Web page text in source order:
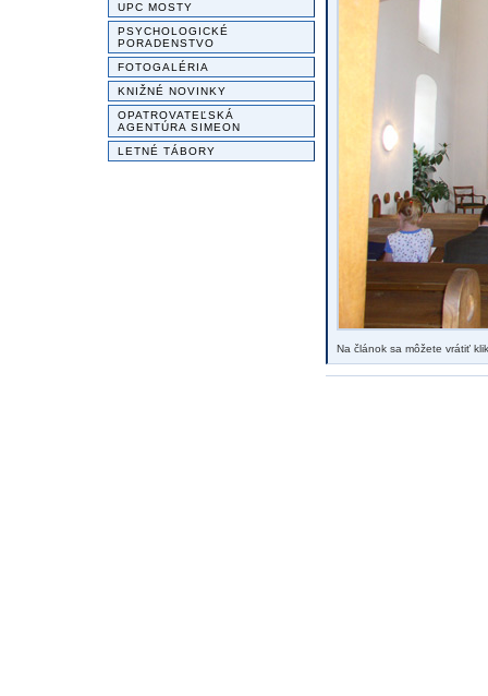
UPC MOSTY
PSYCHOLOGICKÉ
PORADENSTVO
FOTOGALÉRIA
KNIŽNÉ NOVINKY
OPATROVATEĽSKÁ
AGENTÚRA SIMEON
LETNÉ TÁBORY
Na článok sa môžete vrátiť